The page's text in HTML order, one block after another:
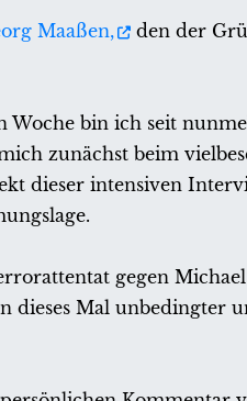
Maaßen,
den der
Woche bin ich seit
zunächst beim
dieser intensiven
gegen
dieses Mal unbedingter